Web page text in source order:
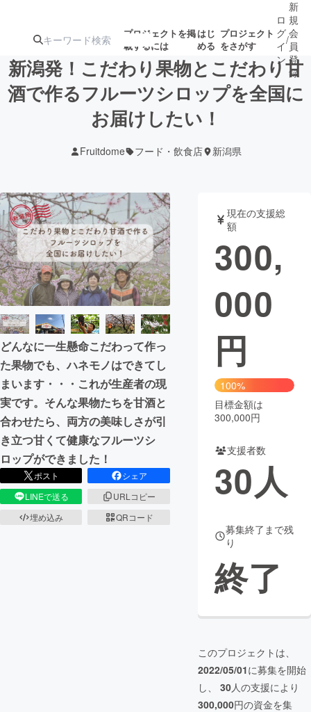
プロジェクトを掲
載するには
はじ
める
プロジェクト
をさがす
注目のリ 注目の新着プロ
ジェクト
募集終了が近いプ
テクノロジー・ガジェット
映像・映画 書籍・雑誌
ビジネス・起業 チャレンジ
まちづくり・地域活性化
CAMPFIRE for Social Good
CAMPFIRE Creation
CAMPFIREふるさと納税machi-ya コミュニティ
ロ
グ
イ
ン
/
新
規
会
員
登
録
新潟発！こだわり果物とこだわり甘
酒で作るフルーツシロップを全国に
お届けしたい！
Fruitdome フード・飲食店 新潟県
どんなに一生懸命こだわって作っ
た果物でも、ハネモノはできてし
まいます・・・これが生産者の現
実です。そんな果物たちを甘酒と
合わせたら、両方の美味しさが引
き立つ甘くて健康なフルーツシ
ロップができました！
ポスト
シェア
LINEで送る
URLコピー
埋め込み
QRコード
現在の支援総
額
300,
000
円
100%
目標金額は
300,000円
支援者数
30人
募集終了まで残
り
終了
このプロジェクトは、
2022/05/01に募集を開始
し、 30人の支援により
300,000円の資金を集